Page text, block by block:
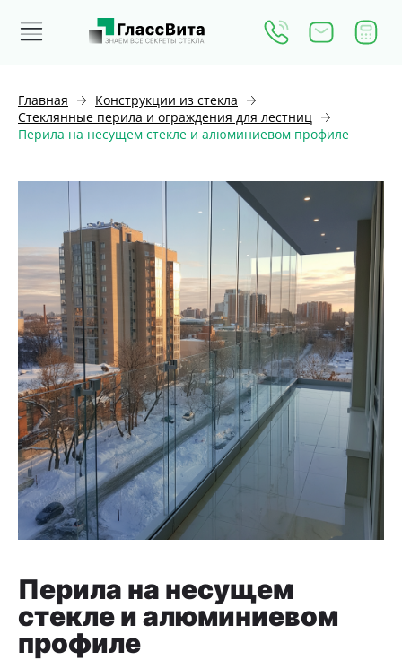
Главная
Конструкции из стекла
Стеклянные перила и ограждения для лестниц
Перила на несущем стекле и алюминиевом профиле
Перила на несущем
стекле и алюминиевом
профиле